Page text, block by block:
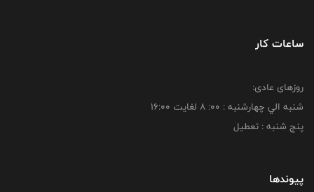
ساعات کار
روزهای عادی:
شنبه الي چهارشنبه : 00: 8 لغايت 16:00
پنج شنبه : تعطیل
پیوندها